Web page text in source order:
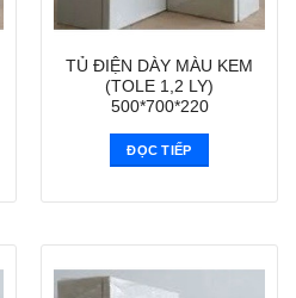
TỦ ĐIỆN DÀY MÀU KEM
(TOLE 1,2 LY)
500*700*220
ĐỌC TIẾP